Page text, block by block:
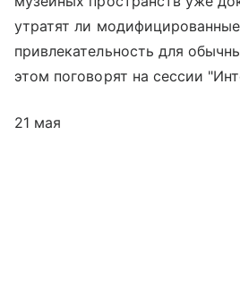
утратят ли
привлекательность для
этом поговорят на сессии
21 мая